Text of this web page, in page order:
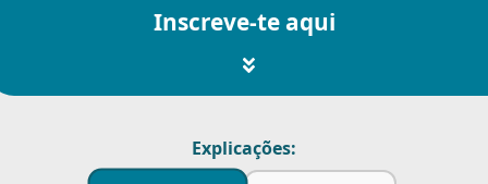
Inscreve-te aqui
Explicações: